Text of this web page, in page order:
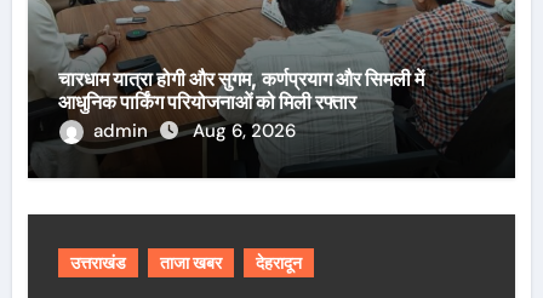
चारधाम यात्रा होगी और सुगम, कर्णप्रयाग और सिमली में
आधुनिक पार्किंग परियोजनाओं को मिली रफ्तार
admin
Aug 6, 2026
उत्तराखंड ताजा खबर देहरादून